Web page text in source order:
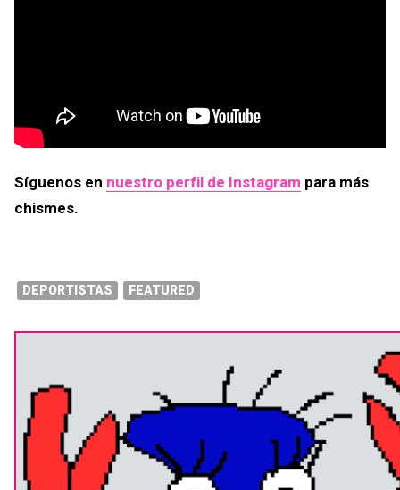
Síguenos en nuestro perfil de Instagram para más
chismes.
DEPORTISTAS FEATURED